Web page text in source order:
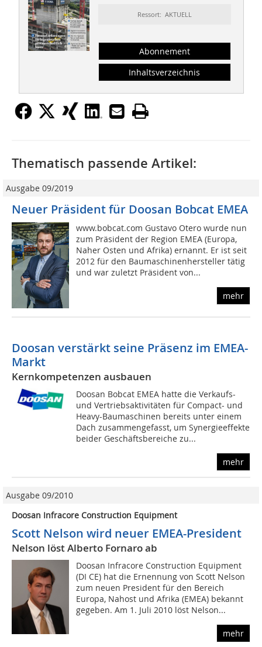
Ressort: AKTUELL
Abonnement
Inhaltsverzeichnis
Thematisch passende Artikel:
Ausgabe 09/2019
Neuer Präsident für Doosan Bobcat EMEA
www.bobcat.com Gustavo Otero wurde nun
zum Präsident der Region EMEA (Europa,
Naher Osten und Afrika) ernannt. Er ist seit
2012 für den Baumaschinenhersteller tätig
und war zuletzt Präsident von...
mehr
Doosan verstärkt seine Präsenz im EMEA-
Markt
Kernkompetenzen ausbauen
Doosan Bobcat EMEA hatte die Verkaufs-
und Vertriebsaktivitäten für Compact- und
Heavy-Baumaschinen bereits unter einem
Dach zusammengefasst, um Synergieeffekte
beider Geschäftsbereiche zu...
mehr
Ausgabe 09/2010
Doosan Infracore Construction Equipment
Scott Nelson wird neuer EMEA-President
Nelson löst Alberto Fornaro ab
Doosan Infracore Construction Equipment
(DI CE) hat die Ernennung von Scott Nelson
zum neuen President für den Bereich
Europa, Nahost und Afrika (EMEA) bekannt
gegeben. Am 1. Juli 2010 löst Nelson...
mehr